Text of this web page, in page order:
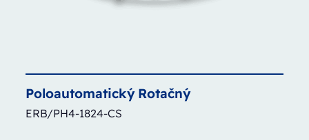
Poloautomatický Rotačný
ERB/PH4-1824-CS